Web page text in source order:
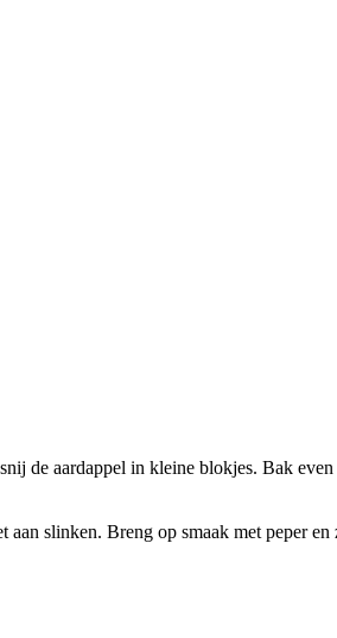
de aardappel in kleine blokjes. Bak
slinken. Breng op smaak met peper en